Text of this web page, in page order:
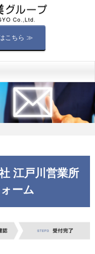
こちら ≫
江戸川営業所
ーム